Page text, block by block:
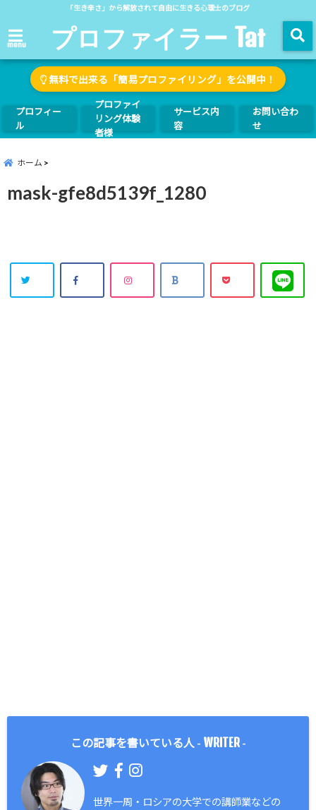
「生き辛さ」から解放されて自由に生きる心理士のブログ
menu プロファイラー Tat
無料で出来る「簡易プロファイリング」を公開中！
プロフィー
ル
プロファイ
リング体験
者様
サービス内
容
お問い合わ
せ
ホーム
mask-gfe8d5139f_1280
この記事を書いている人 - WRITER-
世界一周・ロシアの大学での講師業などの